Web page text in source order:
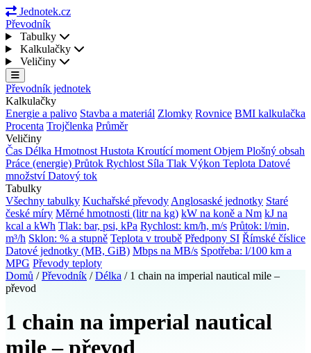
Jednotek.cz
Převodník
Tabulky
Kalkulačky
Veličiny
Převodník jednotek
Kalkulačky
Energie a palivo Stavba a materiál Zlomky Rovnice BMI kalkulačka
Procenta Trojčlenka Průměr
Veličiny
Čas Délka Hmotnost Hustota Kroutící moment Objem Plošný obsah
Práce (energie) Průtok Rychlost Síla Tlak Výkon Teplota Datové
množstvíDatový tok
Tabulky
Všechny tabulky Kuchařské převody Anglosaské jednotky Staré
české míry Měrné hmotnosti (litr na kg) kW na koně a Nm kJ na
kcal a kWh Tlak: bar, psi, kPa Rychlost: km/h, m/s Průtok: l/min,
m³/h Sklon: % a stupně Teplota v troubě Předpony SI Římské číslice
Datové jednotky (MB, GiB) Mbps na MB/s Spotřeba: l/100 km a
MPG Převody teploty
Domů / Převodník / Délka / 1 chain na imperial nautical mile –
převod
1 chain na imperial nautical
mile – převod